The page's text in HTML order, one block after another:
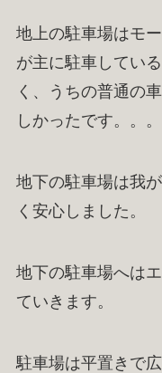
地上の駐車場はモ
が主に駐車してい
く、うちの普通の
しかったです。。。
地下の駐車場は我
く安心しました。
地下の駐車場へは
ていきます。
駐車場は平置きで